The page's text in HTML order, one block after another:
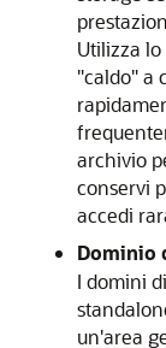
Utilizza
"caldo" a
archivio
conservi
accedi
Dominio
I domini
un'area